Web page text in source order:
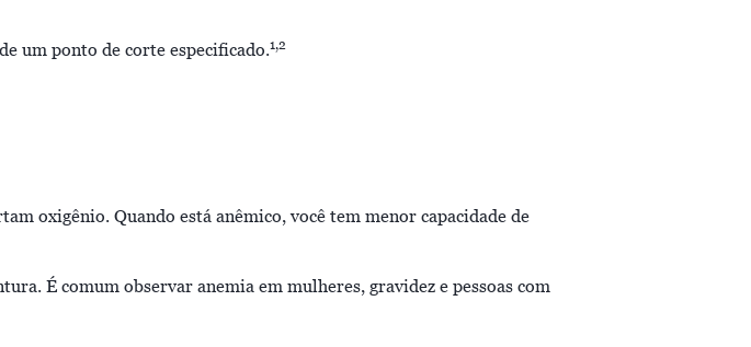
um ponto de corte especificado.1,2
oxigênio. Quando está anêmico, você tem menor capacidade de
É comum observar anemia em mulheres, gravidez e pessoas com